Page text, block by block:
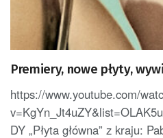
Premiery, nowe płyty,
https://www.youtube.com/
DY „Płyta główna” z kraju: